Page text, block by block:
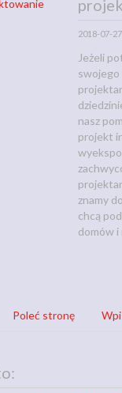
2018-07-27
Jeżeli
swojego
nasz
projekt
znamy
chcą
domów i
Poleć stronę